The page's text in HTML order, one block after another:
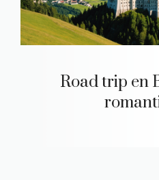
Road trip en